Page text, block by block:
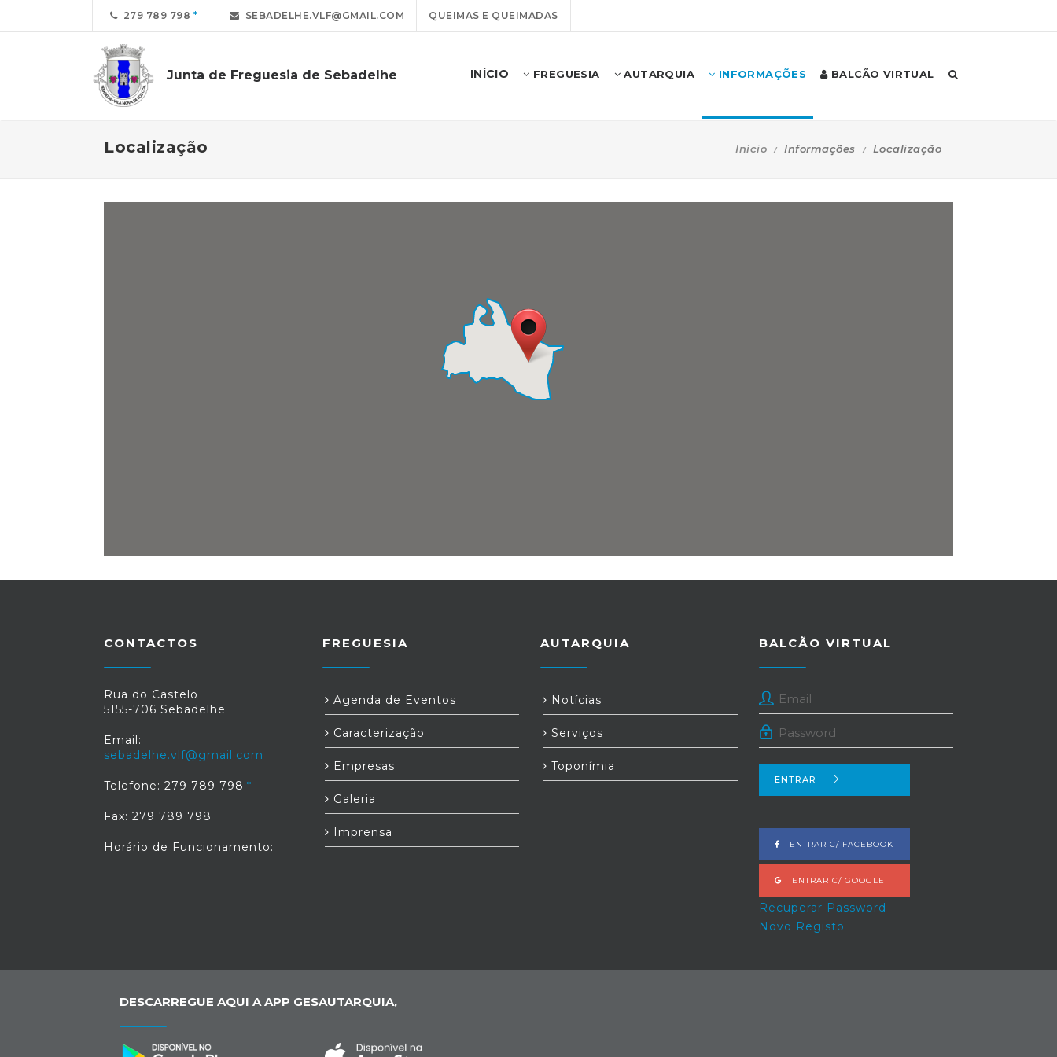
279 789 798 SEBADELHE.VLF@GMAIL.COM QUEIMAS E QUEIMADAS
Junta de Freguesia de Sebadelhe INÍCIO FREGUESIA AUTARQUIA INFORMAÇÕES BALCÃO VIRTUAL
Localização Início Informações Localização
CONTACTOS
Rua do Castelo
5155-706 Sebadelhe
Email:
sebadelhe.vlf@gmail.com
Telefone: 279 789 798
Fax: 279 789 798
Horário de Funcionamento:
FREGUESIA
Agenda de Eventos
Caracterização
Empresas
Galeria
Imprensa
AUTARQUIA
Notícias
Serviços
Toponímia
BALCÃO VIRTUAL
ENTRAR
ENTRAR C/ FACEBOOK
ENTRAR C/ GOOGLE
Recuperar Password
Novo Registo
DESCARREGUE AQUI A APP GESAUTARQUIA,